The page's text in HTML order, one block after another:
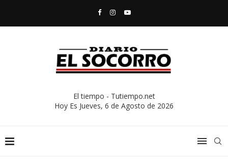
El tiempo - Tutiempo.net
Hoy Es Jueves, 6 de Agosto de 2026